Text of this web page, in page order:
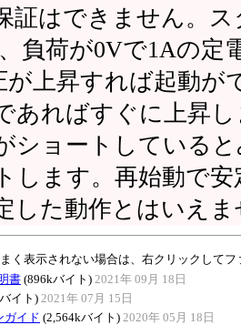
証はできません。
負荷が0Vで1Aの定
が上昇すれば起動が
あればすぐに上昇
ショートしている
します。再始動で
した動作とはいえ
く表示されない場合は、右クリックして
書 (896kバイト) 2021年 09月 18日
イト) 2021年 07月 15日
ガイド (2,564kバイト) 2020年 05月 18日